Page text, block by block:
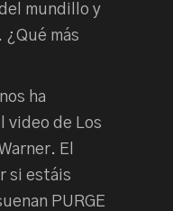
mundillo y
¿Qué más
ha
video de Los
El
si estáis
PURGE